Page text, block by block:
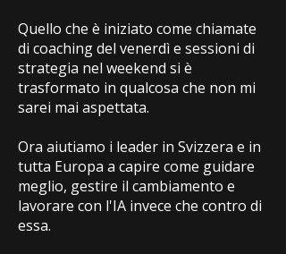
Quello che è iniziato come chiamate
di coaching del venerdì e sessioni di
strategia nel weekend si è
trasformato in qualcosa che non mi
sarei mai aspettata.
Ora aiutiamo i leader in Svizzera e in
tutta Europa a capire come guidare
meglio, gestire il cambiamento e
lavorare con l'IA invece che contro di
essa.